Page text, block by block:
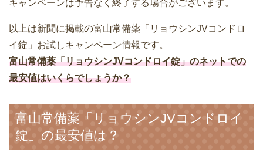
キャンペーンは予告なく終了する場合がございます。
以上は新聞に掲載の富山常備薬「リョウシンJVコンドロ
イ錠」お試しキャンペーン情報です。
富山常備薬「リョウシンJVコンドロイ錠」のネットでの
最安値はいくらでしょうか？
富山常備薬「リョウシンJVコンドロイ
錠」の最安値は？